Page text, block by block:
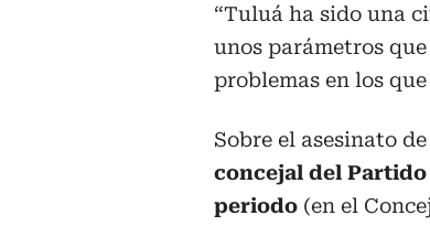
“Tuluá ha sido una
unos parámetros
problemas en los
Sobre el asesinato
concejal del
periodo (en el